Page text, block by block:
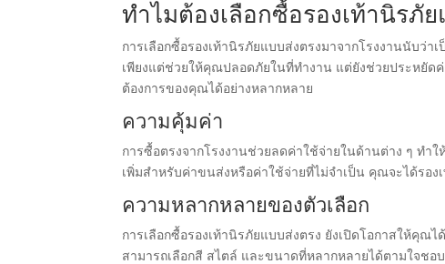
ทำไมต้องเลือกซื้อรองเท้านิรภัย
การเลือกซื้อรองเท้านิรภัยแบบส่งตรงมาจากโรงงานนับว่
เพียงแต่ช่วยให้คุณปลอดภัยในที่ทำงาน แต่ยังช่วยประหยัด
ต้องการของคุณได้อย่างหลากหลาย
ความคุ้มค่า
การซื้อตรงจากโรงงานช่วยลดค่าใช้จ่ายในด้านต่าง ๆ ทำ
เพิ่มสำหรับค่าขนส่งหรือค่าใช้จ่ายที่ไม่จำเป็น คุณจะได้รอ
ความหลากหลายของตัวเลือก
การเลือกซื้อรองเท้านิรภัยแบบส่งตรง ยังเปิดโอกาสให้คุ
สามารถเลือกสี สไตล์ และขนาดที่หลากหลายได้ตามใจชอบ